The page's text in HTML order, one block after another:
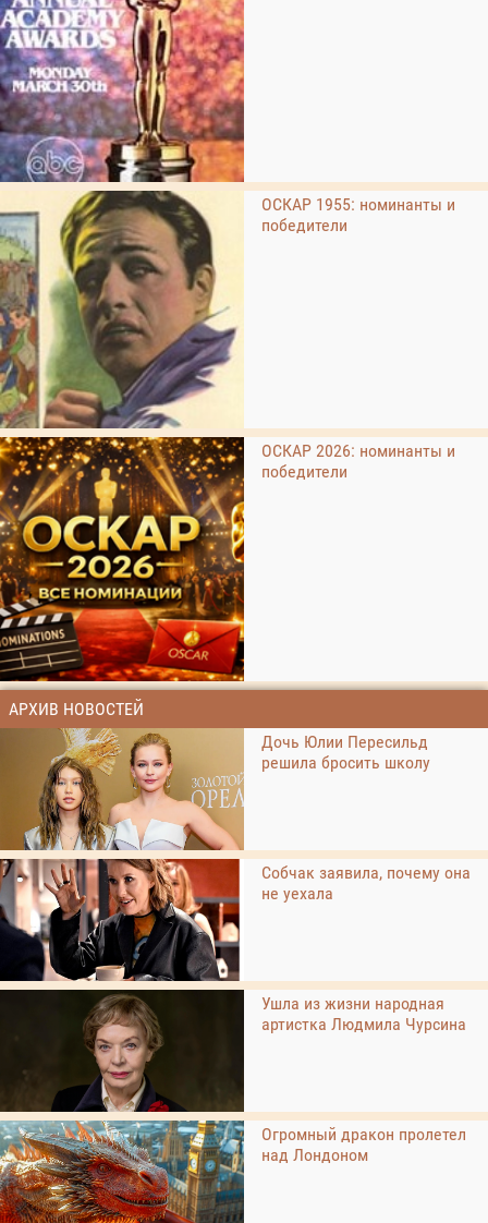
ОСКАР 1955: номинанты и
победители
ОСКАР 2026: номинанты и
победители
АРХИВ НОВОСТЕЙ
Дочь Юлии Пересильд
решила бросить школу
Собчак заявила, почему она
не уехала
Ушла из жизни народная
артистка Людмила Чурсина
Огромный дракон пролетел
над Лондоном